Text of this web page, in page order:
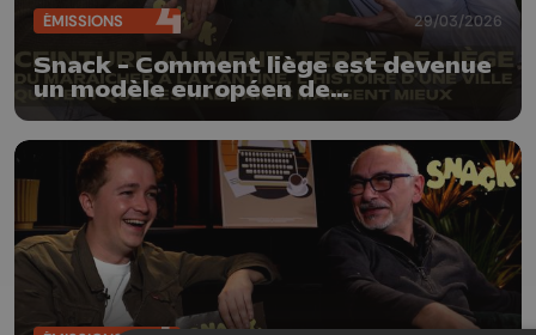
ÉMISSIONS 29/03/2026
Snack - Comment liège est devenue
un modèle européen de